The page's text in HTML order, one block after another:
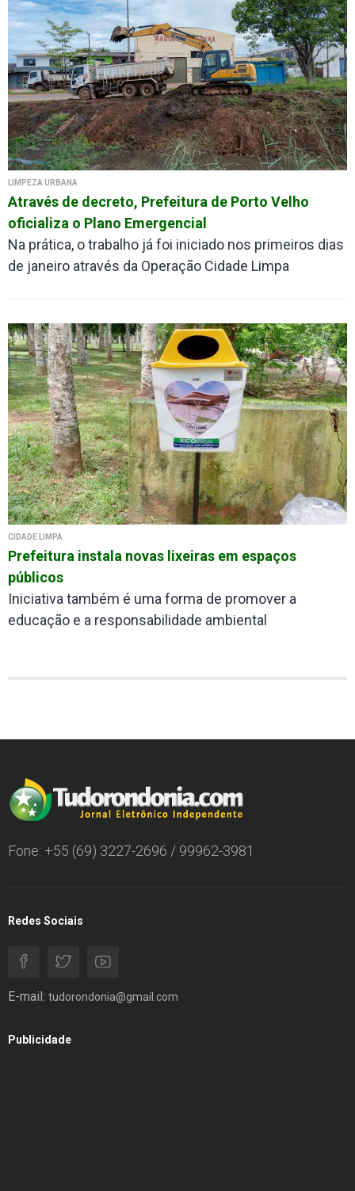
LIMPEZA URBANA
Através de decreto, Prefeitura de Porto Velho
oficializa o Plano Emergencial
Na prática, o trabalho já foi iniciado nos primeiros dias
de janeiro através da Operação Cidade Limpa
CIDADE LIMPA
Prefeitura instala novas lixeiras em espaços
públicos
Iniciativa também é uma forma de promover a
educação e a responsabilidade ambiental
Fone: +55 (69) 3227-2696 / 99962-3981
Redes Sociais
E-mail: tudorondonia@gmail.com
Publicidade